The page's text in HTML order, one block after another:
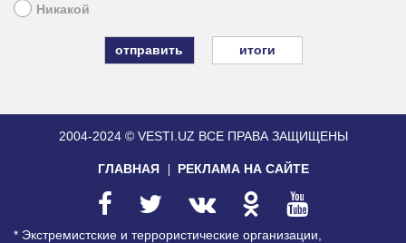
Никакой
итоги
2004-2024 © VESTI.UZ ВСЕ ПРАВА ЗАЩИЩЕНЫ
ГЛАВНАЯ РЕКЛАМА НА САЙТЕ
* Экстремистские и террористические организации,